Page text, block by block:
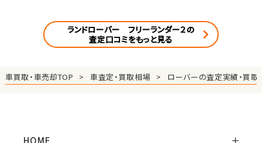
ランドローバー フリーランダー２の
査定口コミをもっと見る
車買取・車売却TOP 車査定・買取相場 ローバーの査定実績・買取
HOME